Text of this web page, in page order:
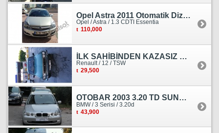
Opel Astra 2011 Otomatik Dizel Tramersiz Essentia
Opel / Astra / 1.3 CDTI Essentia
110,000
İLK SAHİBİNDEN KAZASIZ HASARSIZ BOYASIZ DEĞİŞENSİZ TAM ORJİNAL RENO
Renault / 12 / TSW
29,500
OTOBAR 2003 3.20 TD SUNROOF DERİ OTOMATİK DİZEL EMSALSİZ
BMW / 3 Serisi / 3.20d
43,900